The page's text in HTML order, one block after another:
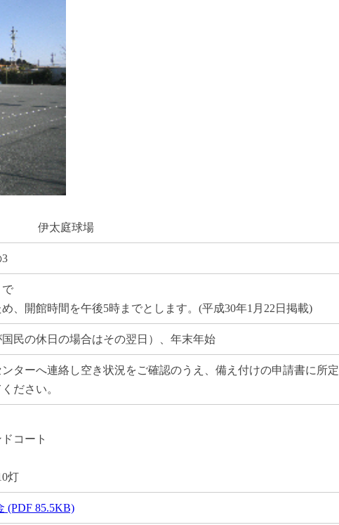
伊太庭球場
で
、開館時間を午後5時までとします。(平成30年1月22日掲載)
民の休日の場合はその翌日）、年末年始
ターへ連絡し空き状況をご確認のうえ、備え付けの申請書に所定
ださい。
コート
灯
(PDF 85.5KB)